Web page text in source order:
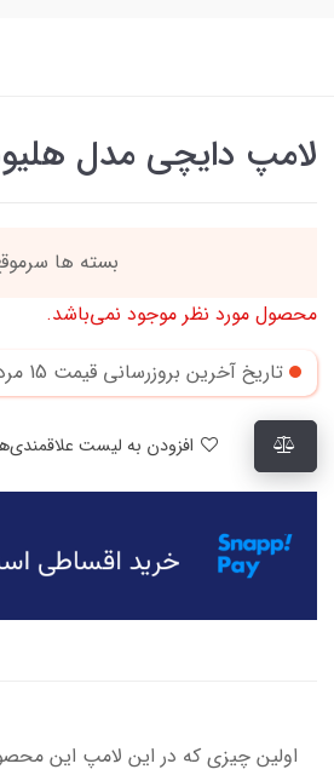
لامپ دایچی مدل هلیوم
خریدتو به5میلیون
محصول مورد نظر موجود نمی‌باشد.
تاریخ آخرین بروزرسانی قیمت 15 مرداد 1405
اولین چیزی که در این لامپ این